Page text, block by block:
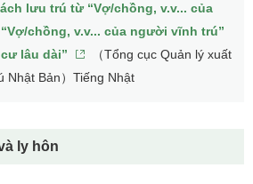
lưu trú từ “Vợ/chồng, v.v... của
chồng, v.v... của người vĩnh trú”
lâu dài”
（Tổng cục Quản lý xuất
Nhật Bản）Tiếng Nhật
ly hôn